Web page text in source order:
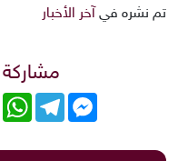
تم نشره في آخر الأخبار
مشاركة
Telegram
Messenger